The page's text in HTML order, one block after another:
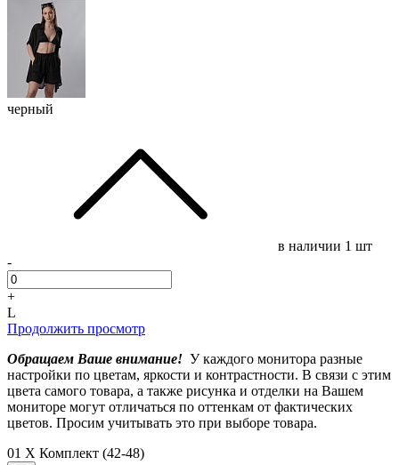
черный
в наличии 1 шт
-
+
L
Продолжить просмотр
Обращаем Ваше внимание! У каждого монитора разные
настройки по цветам, яркости и контрастности. В связи с этим
цвета самого товара, а также рисунка и отделки на Вашем
мониторе могут отличаться по оттенкам от фактических
цветов. Просим учитывать это при выборе товара.
01 X Комплект (42-48)